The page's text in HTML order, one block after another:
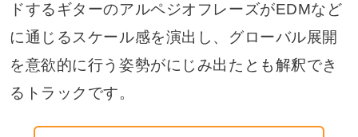
ドするギターのアルペジオフレーズがEDMなど
に通じるスケール感を演出し、グローバル展開
を意欲的に行う姿勢がにじみ出たとも解釈でき
るトラックです。